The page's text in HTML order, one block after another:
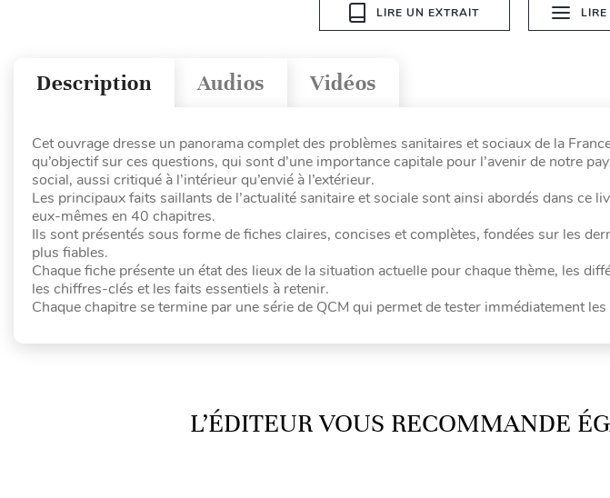
LIRE UN EXTRAIT
Vidéos
Audios
Description
Cet ouvrage dresse un panorama complet des problèmes sanitaires et sociaux de la
qu’objectif sur ces questions, qui sont d’une importance capitale pour l’avenir de notre
social, aussi critiqué à l’intérieur qu’envié à l’extérieur.
Les principaux faits saillants de l’actualité sanitaire et sociale sont ainsi abordés dans ce
eux-mêmes en 40 chapitres.
Ils sont présentés sous forme de fiches claires, concises et complètes, fondées sur les
plus fiables.
Chaque fiche présente un état des lieux de la situation actuelle pour chaque thème, les
les chiffres-clés et les faits essentiels à retenir.
Chaque chapitre se termine par une série de QCM qui permet de tester immédiatement
L’ÉDITEUR VOUS RECOMMANDE